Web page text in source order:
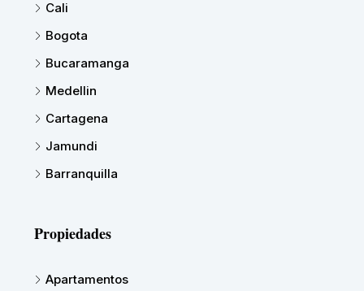
Cali
Bogota
Bucaramanga
Medellin
Cartagena
Jamundi
Barranquilla
Propiedades
Apartamentos